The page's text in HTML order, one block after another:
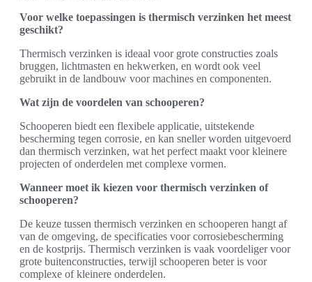
Voor welke toepassingen is thermisch verzinken het meest
geschikt?
Thermisch verzinken is ideaal voor grote constructies zoals
bruggen, lichtmasten en hekwerken, en wordt ook veel
gebruikt in de landbouw voor machines en componenten.
Wat zijn de voordelen van schooperen?
Schooperen biedt een flexibele applicatie, uitstekende
bescherming tegen corrosie, en kan sneller worden uitgevoerd
dan thermisch verzinken, wat het perfect maakt voor kleinere
projecten of onderdelen met complexe vormen.
Wanneer moet ik kiezen voor thermisch verzinken of
schooperen?
De keuze tussen thermisch verzinken en schooperen hangt af
van de omgeving, de specificaties voor corrosiebescherming
en de kostprijs. Thermisch verzinken is vaak voordeliger voor
grote buitenconstructies, terwijl schooperen beter is voor
complexe of kleinere onderdelen.